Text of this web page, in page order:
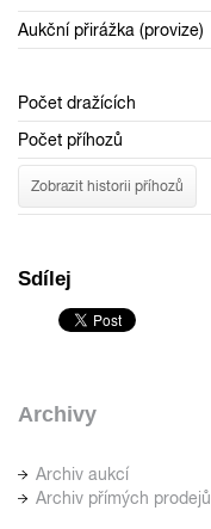
Aukční přirážka (provize)
Počet dražících
Počet příhozů
Zobrazit historii příhozů
Sdílej
Archivy
Archiv aukcí
Archiv přímých prodejů